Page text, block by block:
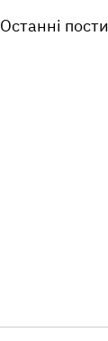
Останні пости